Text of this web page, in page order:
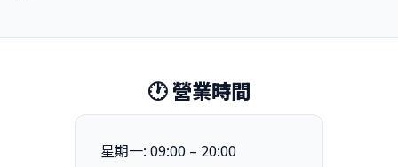
🕐 營業時間
星期一: 09:00 – 20:00